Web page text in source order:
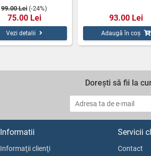
99.00 Lei (-24%)
75.00 Lei
Vezi detalii
93.00 Lei
Adaugă în coș
Dorești să fii la
Informatii
Informaţii clienţi
Servicii
Contact